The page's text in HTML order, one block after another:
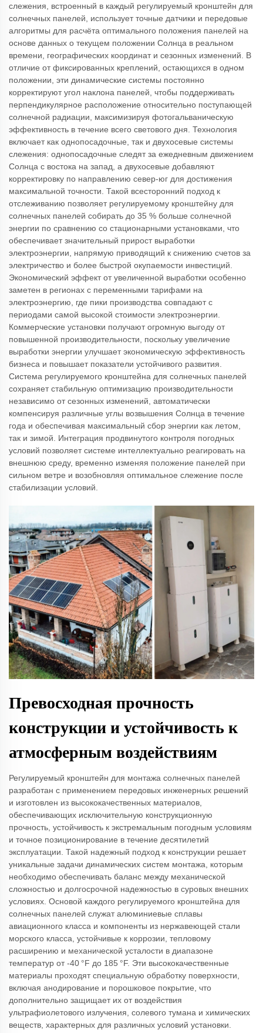
слежения, встроенный в каждый регулируемый кронштейн для
солнечных панелей, использует точные датчики и передовые
алгоритмы для расчёта оптимального положения панелей на
основе данных о текущем положении Солнца в реальном
времени, географических координат и сезонных изменений. В
отличие от фиксированных креплений, остающихся в одном
положении, эти динамические системы постоянно
корректируют угол наклона панелей, чтобы поддерживать
перпендикулярное расположение относительно поступающей
солнечной радиации, максимизируя фотогальваническую
эффективность в течение всего светового дня. Технология
включает как однопосадочные, так и двухосевые системы
слежения: однопосадочные следят за ежедневным движением
Солнца с востока на запад, а двухосевые добавляют
корректировку по направлению север-юг для достижения
максимальной точности. Такой всесторонний подход к
отслеживанию позволяет регулируемому кронштейну для
солнечных панелей собирать до 35 % больше солнечной
энергии по сравнению со стационарными установками, что
обеспечивает значительный прирост выработки
электроэнергии, напрямую приводящий к снижению счетов за
электричество и более быстрой окупаемости инвестиций.
Экономический эффект от увеличенной выработки особенно
заметен в регионах с переменными тарифами на
электроэнергию, где пики производства совпадают с
периодами самой высокой стоимости электроэнергии.
Коммерческие установки получают огромную выгоду от
повышенной производительности, поскольку увеличение
выработки энергии улучшает экономическую эффективность
бизнеса и повышает показатели устойчивого развития.
Система регулируемого кронштейна для солнечных панелей
сохраняет стабильную оптимизацию производительности
независимо от сезонных изменений, автоматически
компенсируя различные углы возвышения Солнца в течение
года и обеспечивая максимальный сбор энергии как летом,
так и зимой. Интеграция продвинутого контроля погодных
условий позволяет системе интеллектуально реагировать на
внешнюю среду, временно изменяя положение панелей при
сильном ветре и возобновляя оптимальное слежение после
стабилизации условий.
Превосходная прочность
конструкции и устойчивость к
атмосферным воздействиям
Регулируемый кронштейн для монтажа солнечных панелей
разработан с применением передовых инженерных решений
и изготовлен из высококачественных материалов,
обеспечивающих исключительную конструкционную
прочность, устойчивость к экстремальным погодным условиям
и точное позиционирование в течение десятилетий
эксплуатации. Такой надежный подход к конструкции решает
уникальные задачи динамических систем монтажа, которым
необходимо обеспечивать баланс между механической
сложностью и долгосрочной надежностью в суровых внешних
условиях. Основой каждого регулируемого кронштейна для
солнечных панелей служат алюминиевые сплавы
авиационного класса и компоненты из нержавеющей стали
морского класса, устойчивые к коррозии, тепловому
расширению и механической усталости в диапазоне
температур от -40 °F до 185 °F. Эти высококачественные
материалы проходят специальную обработку поверхности,
включая анодирование и порошковое покрытие, что
дополнительно защищает их от воздействия
ультрафиолетового излучения, солевого тумана и химических
веществ, характерных для различных условий установки.